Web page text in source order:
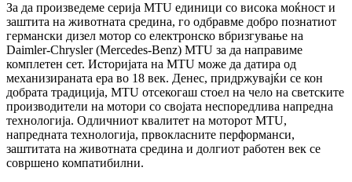
За да произведеме серија MTU единици со висока моќност и
заштита на животната средина, го одбравме добро познатиот
германски дизел мотор со електронско вбризгување на
Daimler-Chrysler (Mercedes-Benz) MTU за да направиме
комплетен сет. Историјата на MTU може да датира од
механизираната ера во 18 век. Денес, придржувајќи се кон
добрата традиција, MTU отсекогаш стоел на чело на светските
производители на мотори со својата неспоредлива напредна
технологија. Одличниот квалитет на моторот MTU,
напредната технологија, првокласните перформанси,
заштитата на животната средина и долгиот работен век се
совршено компатибилни.